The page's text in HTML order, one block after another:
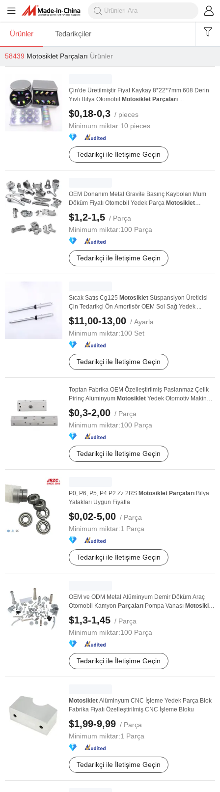
Ürünler Tedarikçiler
58439 Motosiklet Parçaları Ürünler
Çin'de Üretilmiştir Fiyat Kaykay 8*22*7mm 608 Derin
Yivli Bilya Otomobil
Motosiklet Parçaları ...
$0,18-0,3 / pieces
Minimum miktar:10 pieces
Tedarikçi ile İletişime Geçin
OEM Donanım Metal Gravite Basınç Kaybolan Mum
Döküm Fiyatı Otomobil Yedek Parça Motosiklet
Makinesi ...
$1,2-1,5 / Parça
Minimum miktar:100 Parça
Tedarikçi ile İletişime Geçin
Sıcak Satış Cg125 Motosiklet Süspansiyon Üreticisi
Çin Tedarikçi Ön Amortisör OEM Sol Sağ Yedek ...
$11,00-13,00 / Ayarla
Minimum miktar:100 Set
Tedarikçi ile İletişime Geçin
Toptan Fabrika OEM Özelleştirilmiş Paslanmaz Çelik
Pirinç Alüminyum Motosiklet Yedek Otomotiv Makine
...
$0,3-2,00 / Parça
Minimum miktar:100 Parça
Tedarikçi ile İletişime Geçin
P0, P6, P5, P4 P2 Zz 2RS Motosiklet Parçaları Bilya
Yatakları Uygun Fiyatla
$0,02-5,00 / Parça
Minimum miktar:1 Parça
Tedarikçi ile İletişime Geçin
OEM ve ODM Metal Alüminyum Demir Döküm Araç
Otomobil Kamyon Parçaları Pompa Vanası Motosiklet
Yedek ...
$1,3-1,45 / Parça
Minimum miktar:100 Parça
Tedarikçi ile İletişime Geçin
Motosiklet Alüminyum CNC İşleme Yedek Parça Blok
Fabrika Fiyatı Özelleştirilmiş CNC İşleme Bloku
$1,99-9,99 / Parça
Minimum miktar:1 Parça
Tedarikçi ile İletişime Geçin